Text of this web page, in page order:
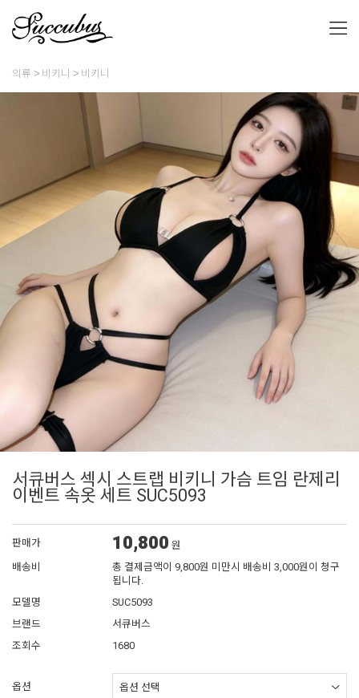
의류 비키니 비키니
서큐버스 섹시 스트랩 비키니 가슴 트임 란제리
이벤트 속옷 세트 SUC5093
판매가 10,800 원
배송비
총 결제금액이 9,800원 미만시 배송비 3,000원이 청구
됩니다.
모델명
SUC5093
브랜드
서큐버스
조회수
1680
옵션